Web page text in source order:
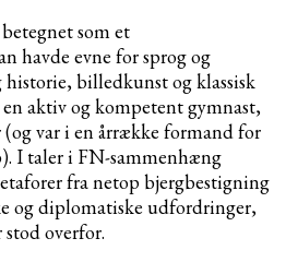
som et
havde evne for sprog og
billedkunst og klassisk
aktiv og kompetent gymnast,
var i en årrække formand for
I taler i FN-sammenhæng
fra netop bjergbestigning
og diplomatiske udfordringer,
overfor.